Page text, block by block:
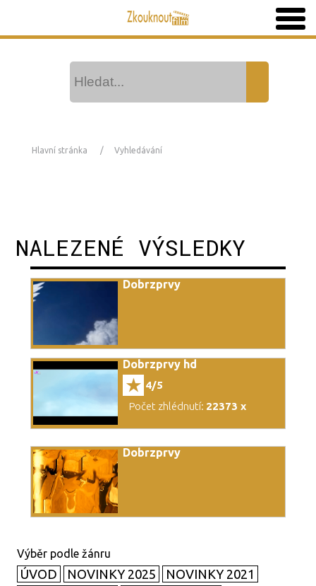
Hlavní stránka Vyhledávání
NALEZENÉ VÝSLEDKY
Dobrzprvy
Dobrzprvy hd
4/5
Počet zhlédnutí: 22373 x
Dobrzprvy
ÚVOD NOVINKY 2025
NOVINKY 2021